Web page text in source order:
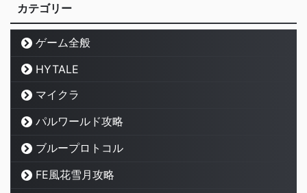
カテゴリー
ゲーム全般
HYTALE
マイクラ
パルワールド攻略
ブループロトコル
FE風花雪月攻略